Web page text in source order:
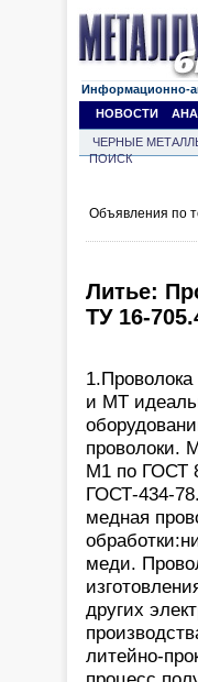
Информационно-
НОВОСТИ
ЧЕРНЫЕ
ПОИСК
Объявления по
Литье:
ТУ 16-
и МТ
проволоки.
М1 по ГОСТ
ГОСТ-434-
медная
меди.
других
литейно-